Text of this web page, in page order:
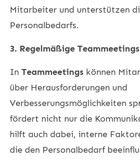
Mitarbeiter und unterstützen
Personalbedarfs.
3. Regelmäßige
In Teammeetings können
über Herausforderungen und
Verbesserungsmöglichkeiten
fördert nicht nur die
hilft auch dabei, interne
die den Personalbedarf